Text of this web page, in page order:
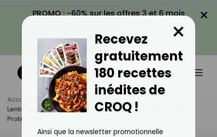
PROMO : -60% sur les offres 3 et 6 mois
VOIR LA PROMO
×
Accueil Actus
Alimentation
Lentilles Ou Pois Chiche : Lesquels Sont Les Plus Riches En
Protéines ?
Recevez
gratuitement
180 recettes
inédites de
CROQ !
×
Ainsi que la newsletter promotionnelle